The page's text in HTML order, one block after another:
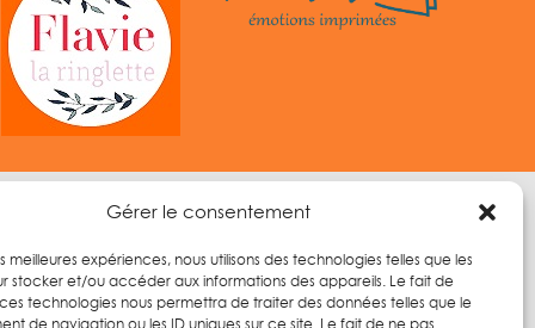
Gérer le consentement
meilleures expériences, nous utilisons des technologies telles que les
stocker et/ou accéder aux informations des appareils. Le fait de
technologies nous permettra de traiter des données telles que le
de navigation ou les ID uniques sur ce site. Le fait de ne pas